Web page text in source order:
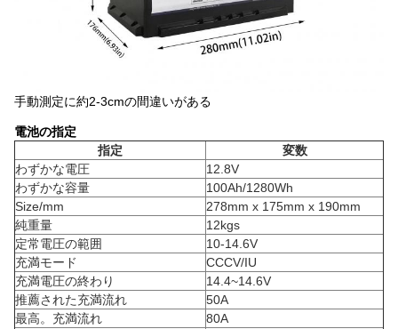
手動測定に約2-3cmの間違いがある
電池の指定
指定
変数
わずかな電圧
12.8V
わずかな容量
100Ah/1280Wh
Size/mm
278mm x 175mm x 190mm
純重量
12kgs
定常電圧の範囲
10-14.6V
充満モード
CCCV/IU
充満電圧の終わり
14.4~14.6V
推薦された充満流れ
50A
最高。充満流れ
80A